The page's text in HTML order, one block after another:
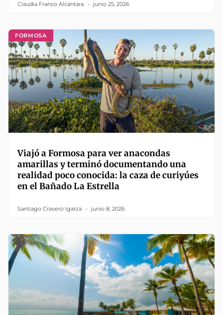
Claudia Franco Alcántara junio 25, 2026
FORMOSA
Viajó a Formosa para ver anacondas
amarillas y terminó documentando una
realidad poco conocida: la caza de curiyúes
en el Bañado La Estrella
Santiago Cravero Igarza junio 8, 2026